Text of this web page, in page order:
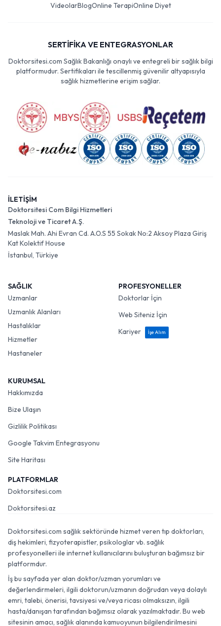
VideolarBlogOnline TerapiOnline Diyet
SERTİFİKA VE ENTEGRASYONLAR
Doktorsitesi.com Sağlık Bakanlığı onaylı ve entegreli bir sağlık bilgi
platformudur. Sertifikaları ile tescillenmiş güvenilir altyapısıyla
sağlık hizmetlerine erişim sağlar.
İLETİŞİM
Doktorsitesi Com Bilgi Hizmetleri
Teknoloji ve Ticaret A.Ş.
Maslak Mah. Ahi Evran Cd. A.O.S 55 Sokak No:2 Aksoy Plaza Giriş
Kat Kolektif House
İstanbul, Türkiye
SAĞLIK
Uzmanlar
Uzmanlık Alanları
Hastalıklar
Hizmetler
Hastaneler
PROFESYONELLER
Doktorlar İçin
Web Siteniz İçin
Kariyer
İşe Alım
KURUMSAL
Hakkımızda
Bize Ulaşın
Gizlilik Politikası
Google Takvim Entegrasyonu
Site Haritası
PLATFORMLAR
Doktorsitesi.com
Doktorsitesi.az
Doktorsitesi.com sağlık sektöründe hizmet veren tıp doktorları,
diş hekimleri, fizyoterapistler, psikologlar vb. sağlık
profesyonelleri ile internet kullanıcılarını buluşturan bağımsız bir
platformdur.
İş bu sayfada yer alan doktor/uzman yorumları ve
değerlendirmeleri, ilgili doktorun/uzmanın doğrudan veya dolaylı
emri, talebi, önerisi, tavsiyesi ve/veya ricası olmaksızın, ilgili
hasta/danışan tarafından bağımsız olarak yazılmaktadır. Bu web
sitesinin amacı, sağlık alanında kamuoyunun bilgilendirilmesini